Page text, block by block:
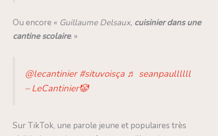
Ou encore « Guillaume Delsaux, cuisinier dans une
cantine scolaire. »
@lecantinier #situvoisça ♬ seanpaullllll
– LeCantinier🤡
Sur TikTok, une parole jeune et populaires très